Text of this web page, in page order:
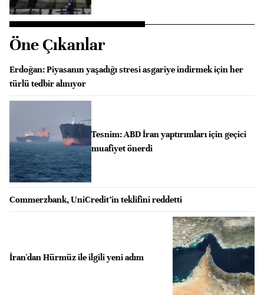
Öne Çıkanlar
Erdoğan: Piyasanın yaşadığı stresi asgariye indirmek için her
türlü tedbir alınıyor
Tesnim: ABD İran yaptırımları için geçici
muafiyet önerdi
Commerzbank, UniCredit’in teklifini reddetti
İran'dan Hürmüz ile ilgili yeni adım